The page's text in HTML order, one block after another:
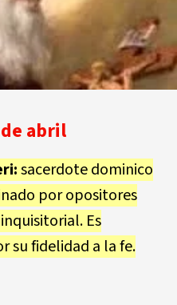
abril
sacerdote dominico
por opositores
Es
su fidelidad a la fe.